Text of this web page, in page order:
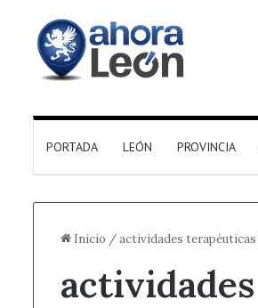
PORTADA LEÓN PROVINCIA
Inicio /actividades